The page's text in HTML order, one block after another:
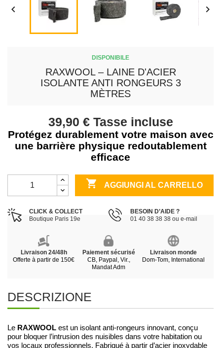
 
DISPONIBILE
RAXWOOL – LAINE D'ACIER
ISOLANTE ANTI RONGEURS 3
MÈTRES
39,90 € Tasse incluse
Protégez durablement votre maison avec
une barrière physique redoutablement
efficace
 AGGIUNGI AL CARRELLO
CLICK & COLLECT
Boutique Paris 19e
BESOIN D’AIDE ?
01 40 38 38 38 ou e-mail
Livraison 24/48h
Offerte à partir de 150€
Paiement sécurisé
CB, Paypal, Vir.,
Mandat Adm
Livraison monde
Dom-Tom, International
DESCRIZIONE
Le RAXWOOL est un isolant anti-rongeurs innovant, conçu
pour bloquer l’intrusion des nuisibles dans votre habitation ou
vos locaux professionnels. Fabriqué à partir d’acier inoxydable